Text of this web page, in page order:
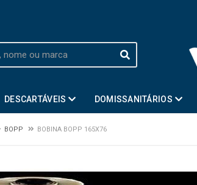
DESCARTÁVEIS DOMISSANITÁRIOS
BOPP BOBINA BOPP 165X76